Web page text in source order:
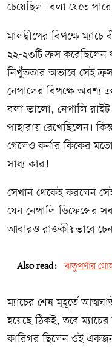
চেয়েছিল। বলা যেতে
মালদ্বীপের বিপক্ষে ম্যাচে
২২-২৩টি ক্রস করেছিলেন
নিখুঁততার অভাবে সেই
নেপালের বিপক্ষে অবশ্য
বলা ভালো, নেপালি
পাহারায় রেখেছিলেন।
গেলেও কর্নার কিকের
সাধ্য কার!
সেখান থেকেই করলেন
যেন নেপালি ডিফেন্সের
আবারও রাজকীয়ভাবে
Also read: ঋতুপর্ণার
ম্যাচের শেষ মুহূর্তে
হয়েছে ঠিকই, তবে
কারিগর ছিলেন ওই